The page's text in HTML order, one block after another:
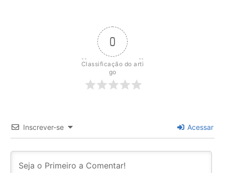
0
Classificação do arti
go
Inscrever-se Acessar